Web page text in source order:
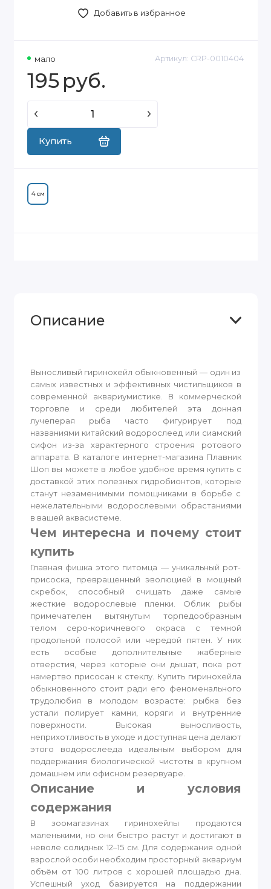
Добавить в избранное
мало Артикул: CRP-0010404
195 руб.
Купить
4 см
Описание
Выносливый гиринохейл обыкновенный — один из
самых известных и эффективных чистильщиков в
современной аквариумистике. В коммерческой
торговле и среди любителей эта донная
лучеперая рыба часто фигурирует под
названиями китайский водорослеед или сиамский
сифон из-за характерного строения ротового
аппарата. В каталоге интернет-магазина Плавник
Шоп вы можете в любое удобное время купить с
доставкой этих полезных гидробионтов, которые
станут незаменимыми помощниками в борьбе с
нежелательными водорослевыми обрастаниями
в вашей аквасистеме.
Чем интересна и почему стоит
купить
Главная фишка этого питомца — уникальный рот-
присоска, превращенный эволюцией в мощный
скребок, способный счищать даже самые
жесткие водорослевые пленки. Облик рыбы
примечателен вытянутым торпедообразным
телом серо-коричневого окраса с темной
продольной полосой или чередой пятен. У них
есть особые дополнительные жаберные
отверстия, через которые они дышат, пока рот
намертво присосан к стеклу. Купить гиринохейла
обыкновенного стоит ради его феноменального
трудолюбия в молодом возрасте: рыбка без
устали полирует камни, коряги и внутренние
поверхности. Высокая выносливость,
неприхотливость в уходе и доступная цена делают
этого водорослееда идеальным выбором для
поддержания биологической чистоты в крупном
домашнем или офисном резервуаре.
Описание и условия
содержания
В зоомагазинах гиринохейлы продаются
маленькими, но они быстро растут и достигают в
неволе солидных 12–15 см. Для содержания одной
взрослой особи необходим просторный аквариум
объём от 100 литров с хорошей площадью дна.
Успешный уход базируется на поддержании